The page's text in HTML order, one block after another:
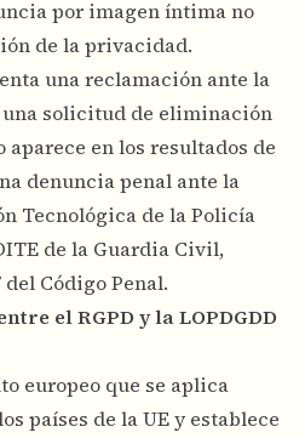
por imagen íntima no
de la privacidad.
una reclamación ante la
una solicitud de eliminación
aparece en los resultados de
denuncia penal ante la
Tecnológica de la Policía
de la Guardia Civil,
Código Penal.
el RGPD y la LOPDGDD
europeo que se aplica
países de la UE y establece